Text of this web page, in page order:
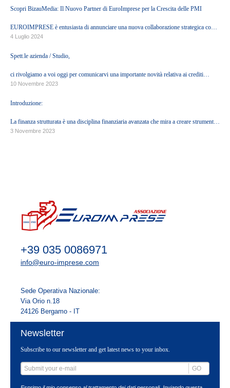
RESERVED AREA
Scopri BizauMedia: Il Nuovo Partner di EuroImprese per la Crescita delle PMI
EUROIMPRESE è entusiasta di annunciare una nuova collaborazione strategica con
BizauMedia, una società di Growth Partners.
4 Luglio 2024
Spett.le azienda / Studio,
ci rivolgiamo a voi oggi per comunicarvi una importante novità relativa ai crediti
d'Imposta generati dalle normative ascrivibili all'Eco-sisma Bonus, Superbonus e c.d.
10 Novembre 2023
Introduzione:
La finanza strutturata è una disciplina finanziaria avanzata che mira a creare strumenti
finanziari complessi per soddisfare le esigenze specifiche dei clienti. In questo
3 Novembre 2023
+39 035 0086971
info@euro-imprese.com
Sede Operativa Nazionale:
Via Orio n.18
24126 Bergamo - IT
Newsletter
Subscribe to our newsletter and get latest news to your inbox.
GO